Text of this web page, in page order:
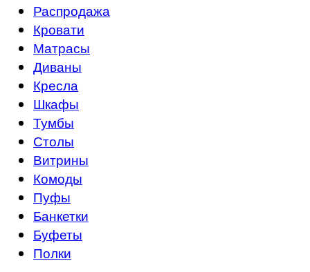
Распродажа
Кровати
Матрасы
Диваны
Кресла
Шкафы
Тумбы
Столы
Витрины
Комоды
Пуфы
Банкетки
Буфеты
Полки